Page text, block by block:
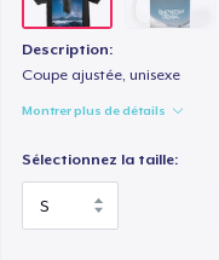
Description:
Coupe ajustée, unisexe
Montrer plus de détails
Sélectionnez la taille: